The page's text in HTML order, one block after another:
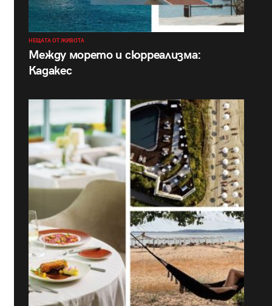
НЕЩАТА ОТ ЖИВОТА
Между морето и сюрреализма:
Кадакес